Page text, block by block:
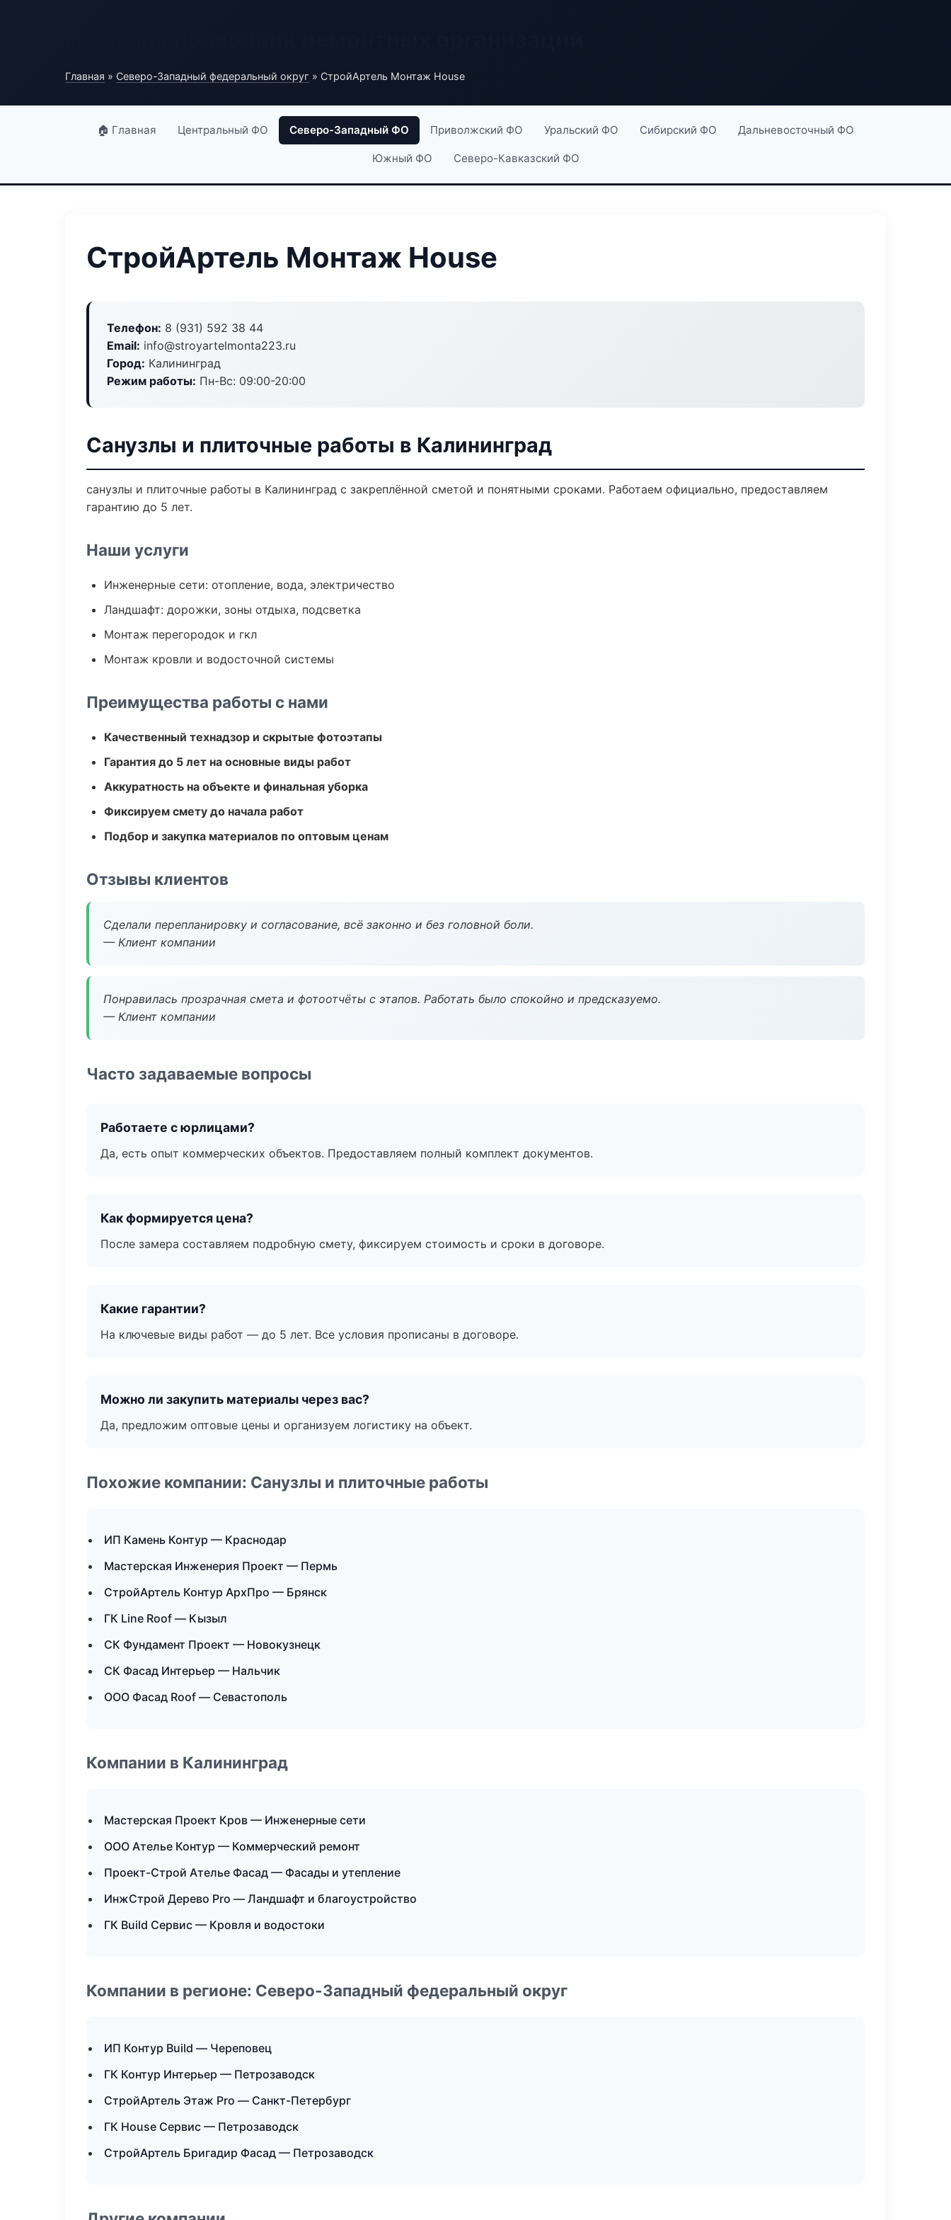
Главная » Северо-Западный федеральный округ » СтройАртель Монтаж House
🏠 Главная Центральный ФО Северо-Западный ФО Приволжский ФО Уральский ФО Сибирский ФО Дальневосточный ФО
Южный ФО Северо-Кавказский ФО
СтройАртель Монтаж House
Телефон: 8 (931) 592 38 44
Email: info@stroyartelmonta223.ru
Город: Калининград
Режим работы: Пн-Вс: 09:00-20:00
Санузлы и плиточные работы в Калининград
санузлы и плиточные работы в Калининград с закреплённой сметой и понятными сроками. Работаем официально, предоставляем
гарантию до 5 лет.
Наши услуги
Инженерные сети: отопление, вода, электричество
Ландшафт: дорожки, зоны отдыха, подсветка
Монтаж перегородок и гкл
Монтаж кровли и водосточной системы
Преимущества работы с нами
Качественный технадзор и скрытые фотоэтапы
Гарантия до 5 лет на основные виды работ
Аккуратность на объекте и финальная уборка
Фиксируем смету до начала работ
Подбор и закупка материалов по оптовым ценам
Отзывы клиентов
Сделали перепланировку и согласование, всё законно и без головной боли.
— Клиент компании
Понравилась прозрачная смета и фотоотчёты с этапов. Работать было спокойно и предсказуемо.
— Клиент компании
Часто задаваемые вопросы
Работаете с юрлицами?
Да, есть опыт коммерческих объектов. Предоставляем полный комплект документов.
Как формируется цена?
После замера составляем подробную смету, фиксируем стоимость и сроки в договоре.
Какие гарантии?
На ключевые виды работ — до 5 лет. Все условия прописаны в договоре.
Можно ли закупить материалы через вас?
Да, предложим оптовые цены и организуем логистику на объект.
Похожие компании: Санузлы и плиточные работы
ИП Камень Контур — Краснодар
Мастерская Инженерия Проект — Пермь
СтройАртель Контур АрхПро — Брянск
ГК Line Roof — Кызыл
СК Фундамент Проект — Новокузнецк
СК Фасад Интерьер — Нальчик
ООО Фасад Roof — Севастополь
Компании в Калининград
Мастерская Проект Кров — Инженерные сети
ООО Ателье Контур — Коммерческий ремонт
Проект-Строй Ателье Фасад — Фасады и утепление
ИнжСтрой Дерево Pro — Ландшафт и благоустройство
ГК Build Сервис — Кровля и водостоки
Компании в регионе: Северо-Западный федеральный округ
ИП Контур Build — Череповец
ГК Контур Интерьер — Петрозаводск
СтройАртель Этаж Pro — Санкт-Петербург
ГК House Сервис — Петрозаводск
СтройАртель Бригадир Фасад — Петрозаводск